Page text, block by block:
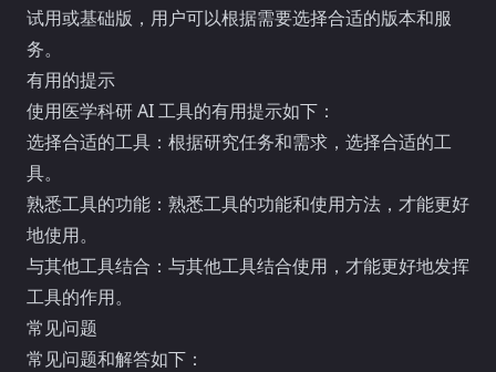
试用或基础版，用户可以根据需要选择合适的版本和服
务。
有用的提示
使用医学科研 AI 工具的有用提示如下：
选择合适的工具：根据研究任务和需求，选择合适的工
具。
熟悉工具的功能：熟悉工具的功能和使用方法，才能更好
地使用。
与其他工具结合：与其他工具结合使用，才能更好地发挥
工具的作用。
常见问题
常见问题和解答如下：